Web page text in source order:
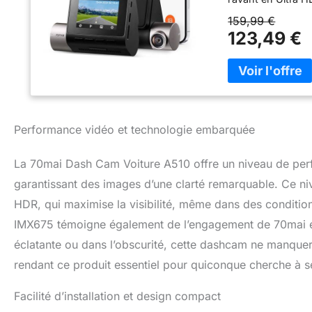
jour comme de
critiques même
route. 【Vision
Owl Visio, à
en conditions de
obtenez des
trajet de nuit
économisant la
enregistrement
preuve de tout.
compatible avec
téléchargement
enregistre la
159,99 €
123,49 €
Performance vidéo et technologie embarquée
La 70mai Dash Cam Voiture A510 offre un niveau de
garantissant des images d’une clarté remarquable. Ce
HDR, qui maximise la visibilité, même dans des
IMX675 témoigne également de l’engagement de
éclatante ou dans l’obscurité, cette dashcam ne
rendant ce produit essentiel pour quiconque cherche à
Facilité d’installation et design compact